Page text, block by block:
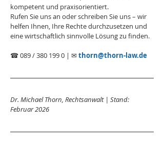
kompetent und praxisorientiert.
Rufen Sie uns an oder schreiben Sie uns – wir
helfen Ihnen, Ihre Rechte durchzusetzen und
eine wirtschaftlich sinnvolle Lösung zu finden.
☎ 089 / 380 199 0 | ✉ thorn@thorn-law.de
Dr. Michael Thorn, Rechtsanwalt | Stand:
Februar 2026